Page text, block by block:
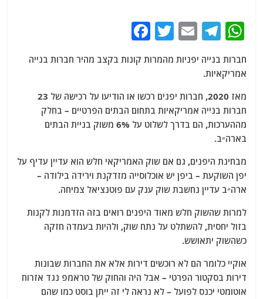
W
at
s
A
p
p
T
e
g
ra
m
E
ai
l
T
itt
er
c
e
b
o
k
חברות בנייה יפניות מהמרות קונות בקצב מהיר חברות בנייה
אמריקאיות.
מאז 2020, חברות יפנים רכשו או הודיעו על רכישה של 23
חברות בנייה אמריקאיות בתחום הבתים הפרטיים – בחלק
מההערכות, הם בדרך לשלוט על 6% משוק בניית הבתים
בארה״ב.
מבחינת היפנים, גם אם שוק האמריקאי חלש הוא עדיין עדיף על
יפן השוקעת – ביפן יש אוכלוסייה מזדקנת וירידה בילודה –
ארה״ב עדיין נחשבת שוק ענק עם פוטנציאל צמיחה.
למרות שהשוק חלש מאוד היפנים רואים בזה הזדמנות לקנות
בזול יחסית, להשתלט על נתח שוק, ולהיות בעמדה חזקה
כשהשוק יתאושש.
אוקיי כלומר הם לא רוכשים דירות אלא את החברות שבונות
דירות בסקטור הפרטי – אבל היה והחוק של טראמפ נגד אזרוח
אוטומטי יכנס לפועל – לא נראה לי זה ייתן בוסט כמו שהם